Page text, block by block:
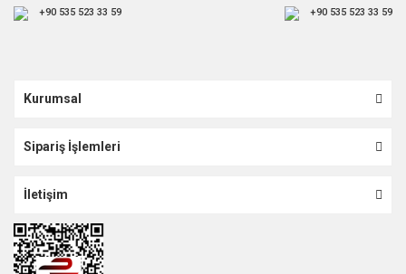
+90 535 523 33 59 +90 535 523 33 59
Kurumsal
Sipariş İşlemleri
İletişim